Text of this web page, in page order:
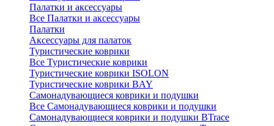
Палатки и аксессуары
Все Палатки и аксессуары
Палатки
Аксессуары для палаток
Туристические коврики
Все Туристические коврики
Туристические коврики ISOLON
Туристические коврики BAY
Самонадувающиеся коврики и подушки
Все Самонадувающиеся коврики и подушки
Самонадувающиеся коврики и подушки BTrace